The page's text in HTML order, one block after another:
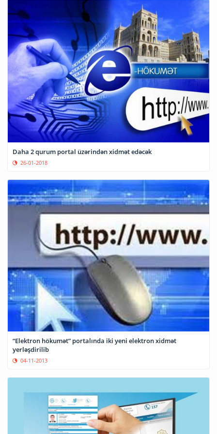
Daha 2 qurum portal üzərindən xidmət edəcək
26-01-2018
“Elektron hökumət” portalında iki yeni elektron xidmət
yerləşdirilib
04-11-2013